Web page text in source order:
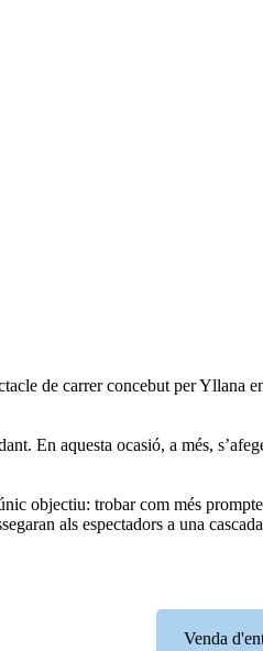
de carrer concebut per Yllana
En aquesta ocasió, a més,
objectiu: trobar com més
als espectadors a una
Venda